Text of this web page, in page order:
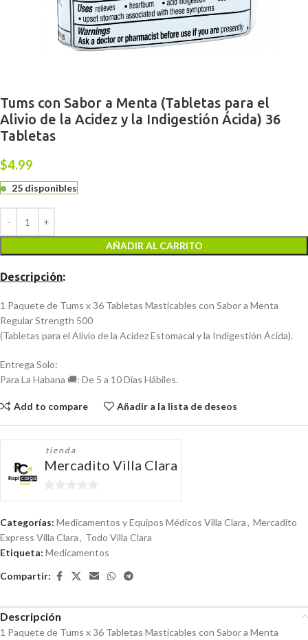
Tums con Sabor a Menta (Tabletas para el
Alivio de la Acidez y la Indigestión Ácida) 36
Tabletas
$4.99
25 disponibles
AÑADIR AL CARRITO
Descripción:
1 Paquete de Tums x 36 Tabletas Masticables con Sabor a Menta
Regular Strength 500
(Tabletas para el Alivio de la Acidez Estomacal y la Indigestión Ácida).
Entrega Solo:
Para La Habana 🚚: De 5 a 10 Días Hábiles.
Add to compare Añadir a la lista de deseos
tienda
Mercadito Villa Clara
0
Categorías: Medicamentos y Equipos Médicos Villa Clara, Mercadito
Express Villa Clara, Todo Villa Clara
Etiqueta: Medicamentos
Compartir:
Descripción
1 Paquete de Tums x 36 Tabletas Masticables con Sabor a Menta